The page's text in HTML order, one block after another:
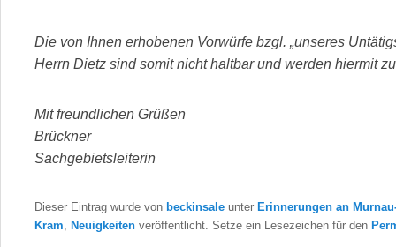
Die von Ihnen erhobenen Vorwürfe bzgl. „unseres
Herrn Dietz sind somit nicht haltbar und werden hiermit
Mit freundlichen Grüßen
Brückner
Sachgebietsleiterin
Dieser Eintrag wurde von beckinsale unter Erinnerungen an
Kram Neuigkeiten veröffentlicht. Setze ein Lesezeichen für den